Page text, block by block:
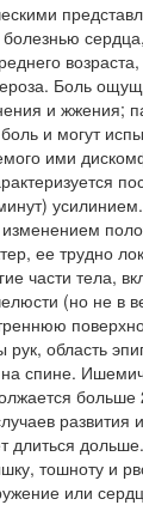
Боль
и жжения;
и могут
ими
ее трудно
части тела,
(но не в
область
спине.
развития
длиться
тошноту и
или